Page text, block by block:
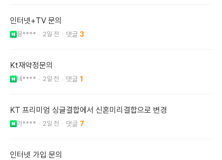
인터넷+TV 문의
뭉**** 2일 전 3
Kt재약정문의
네**** 2일 전 1
KT 프리미엄 싱글결합에서 신혼미리결합으로 변경
가**** 2일 전 7
인터넷 가입 문의